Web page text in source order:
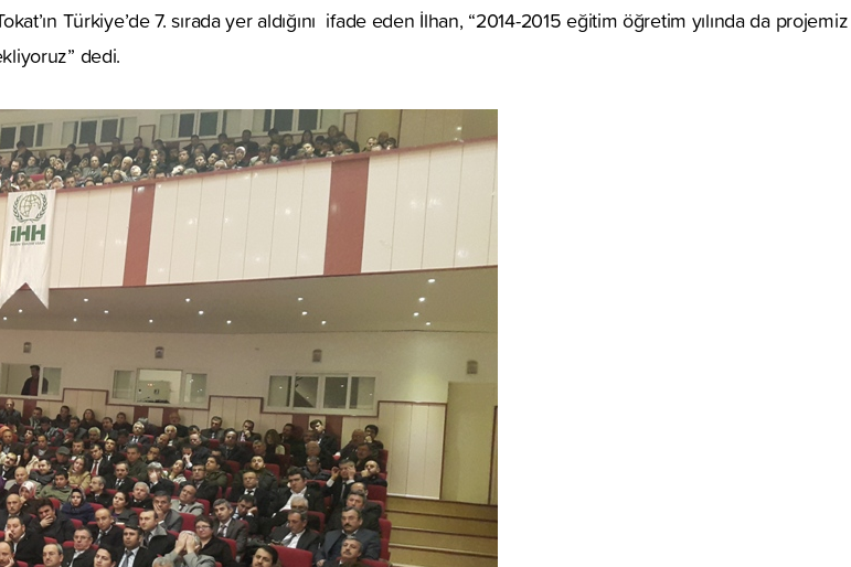
Türkiye’de 7. sırada yer aldığını ifade eden İlhan, “2014-2015 eğitim öğretim yılında da projemiz
dedi.